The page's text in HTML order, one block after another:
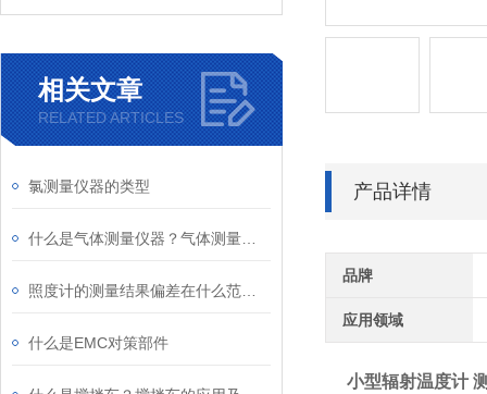
相关文章
RELATED ARTICLES
氯测量仪器的类型
什么是EMC对策部件
产品详情
品牌
应用领域
小型辐射温度计